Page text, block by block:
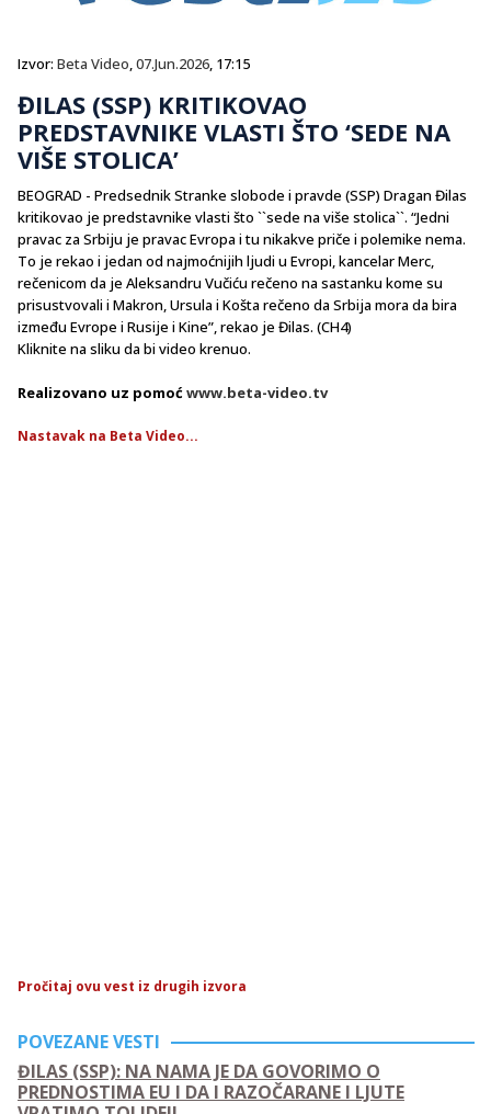
Izvor: Beta Video,07.Jun.2026, 17:15
ĐILAS (SSP) KRITIKOVAO
PREDSTAVNIKE VLASTI ŠTO ‘SEDE NA
VIŠE STOLICA’
BEOGRAD - Predsednik Stranke slobode i pravde (SSP) Dragan Đilas
kritikovao je predstavnike vlasti što ``sede na više stolica``. “Jedni
pravac za Srbiju je pravac Evropa i tu nikakve priče i polemike nema.
To je rekao i jedan od najmoćnijih ljudi u Evropi, kancelar Merc,
rečenicom da je Aleksandru Vučiću rečeno na sastanku kome su
prisustvovali i Makron, Ursula i Košta rečeno da Srbija mora da bira
između Evrope i Rusije i Kine”, rekao je Đilas. (CH4)
Kliknite na sliku da bi video krenuo.
Realizovano uz pomoćwww.beta-video.tv
Nastavak na Beta Video...
Pročitaj ovu vest iz drugih izvora
POVEZANE VESTI
ĐILAS (SSP): NA NAMA JE DA GOVORIMO O
PREDNOSTIMA EU I DA I RAZOČARANE I LJUTE